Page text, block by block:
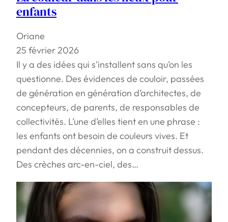
enfants
Oriane
25 février 2026
Il y a des idées qui s’installent sans qu’on les
questionne. Des évidences de couloir, passées
de génération en génération d’architectes, de
concepteurs, de parents, de responsables de
collectivités. L’une d’elles tient en une phrase :
les enfants ont besoin de couleurs vives. Et
pendant des décennies, on a construit dessus.
Des crèches arc-en-ciel, des…